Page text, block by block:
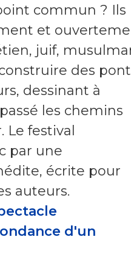
commun ? Ils
et
juif,
des
dessinant à
les chemins
Le festival
par une
écrite pour
auteurs.
d'un